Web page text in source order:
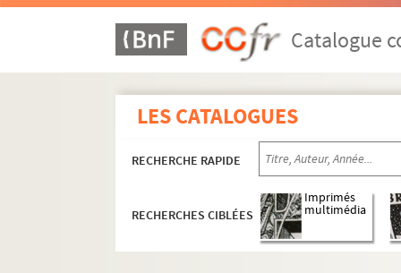
Catalogue
LES CATALOGUES
RECHERCHE RAPIDE
RECHERCHES CIBLÉES
Imprimés
multimédia
Duputel 110. Jean-Antoine-Joseph
Duputel 111. Charles-Alexandre de
Duputel 113. Jean-Baptiste Camille
Duputel 114. Lucien Bonaparte
Duputel 115. Marie-Barthélemy de
Duputel 116. Charles de La Croix
Duputel 117. Lazare Carnot (1753-
Duputel 118. Michel Chamillart